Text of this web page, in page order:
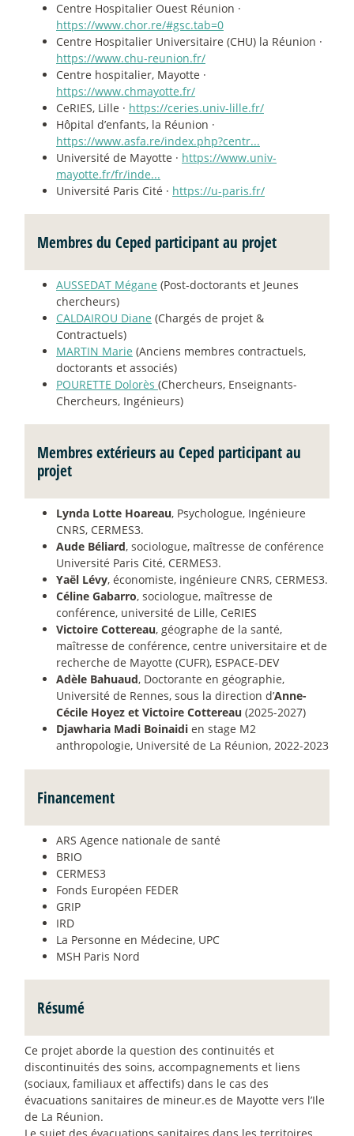
Centre Hospitalier Ouest Réunion ·
https://www.chor.re/#gsc.tab=0
Centre Hospitalier Universitaire (CHU) la Réunion ·
https://www.chu-reunion.fr/
Centre hospitalier, Mayotte ·
https://www.chmayotte.fr/
CeRIES, Lille · https://ceries.univ-lille.fr/
Hôpital d’enfants, la Réunion ·
https://www.asfa.re/index.php?centr...
Université de Mayotte · https://www.univ-
mayotte.fr/fr/inde...
Université Paris Cité · https://u-paris.fr/
Membres du Ceped participant au projet
AUSSEDAT Mégane (Post-doctorants et Jeunes
chercheurs)
CALDAIROU Diane (Chargés de projet &
Contractuels)
MARTIN Marie (Anciens membres contractuels,
doctorants et associés)
POURETTE Dolorès (Chercheurs, Enseignants-
Chercheurs, Ingénieurs)
Membres extérieurs au Ceped participant au
projet
Lynda Lotte Hoareau, Psychologue, Ingénieure
CNRS, CERMES3.
Aude Béliard, sociologue, maîtresse de conférence
Université Paris Cité, CERMES3.
Yaël Lévy, économiste, ingénieure CNRS, CERMES3.
Céline Gabarro, sociologue, maîtresse de
conférence, université de Lille, CeRIES
Victoire Cottereau, géographe de la santé,
maîtresse de conférence, centre universitaire et de
recherche de Mayotte (CUFR), ESPACE-DEV
Adèle Bahuaud, Doctorante en géographie,
Université de Rennes, sous la direction d’Anne-
Cécile Hoyez et Victoire Cottereau (2025-2027)
Djawharia Madi Boinaidi en stage M2
anthropologie, Université de La Réunion, 2022-2023
Financement
ARS Agence nationale de santé
BRIO
CERMES3
Fonds Européen FEDER
GRIP
IRD
La Personne en Médecine, UPC
MSH Paris Nord
Résumé
Ce projet aborde la question des continuités et
discontinuités des soins, accompagnements et liens
(sociaux, familiaux et affectifs) dans le cas des
évacuations sanitaires de mineur.es de Mayotte vers l’Ile
de La Réunion.